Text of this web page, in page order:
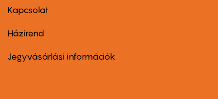
firstKapcsolat
Footer
second
Házirend
Jegyvásárlási információk